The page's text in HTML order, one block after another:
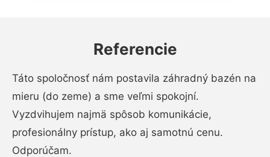
Referencie
Táto spoločnosť nám postavila záhradný bazén na
mieru (do zeme) a sme veľmi spokojní.
Vyzdvihujem najmä spôsob komunikácie,
profesionálny prístup, ako aj samotnú cenu.
Odporúčam.